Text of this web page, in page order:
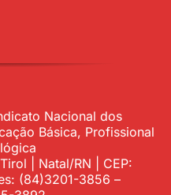
Nacional dos
Básica, Profissional
| Natal/RN | CEP:
(84)3201-3856 –